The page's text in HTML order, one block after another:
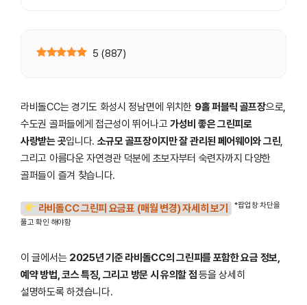
5 (887)
라비돌CC는 경기도 화성시 정남면에 위치한 9홀 퍼블릭 골프장으로,
수도권 골퍼들에게 접근성이 뛰어나고 가성비 좋은 그린피로
사랑받는 곳입니다. 소규모 골프장이지만 잘 관리된 페어웨이와 그린,
그리고 아름다운 자연경관 덕분에 초보자부터 숙련자까지 다양한
골퍼들이 즐겨 찾습니다.
라비돌CC 그린피 요금표 (매월 변경) 자세히 보기
*팝업창 차단을
풀고 확인 해야함
이 글에서는 2025년 기준 라비돌CC의 그린피를 포함한 요금 정보,
예약 방법, 코스 특징, 그리고 방문 시 유의할 점등을 상세히
설명하도록 하겠습니다.